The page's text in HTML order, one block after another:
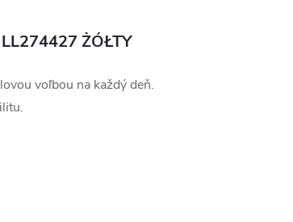
ŻÓŁTY
voľbou na každý deň.